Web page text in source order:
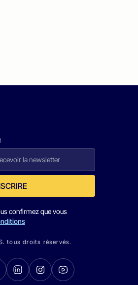
confirmez que vous
tous droits réservés.